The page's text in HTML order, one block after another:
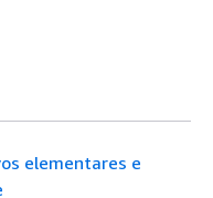
elementares e